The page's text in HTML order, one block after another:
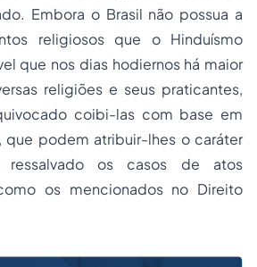
Embora o Brasil não possua a
religiosos que o Hinduísmo
que nos dias hodiernos há maior
religiões e seus praticantes,
coibi-las com base em
que podem atribuir-lhes o caráter
ressalvado os casos de atos
os mencionados no Direito